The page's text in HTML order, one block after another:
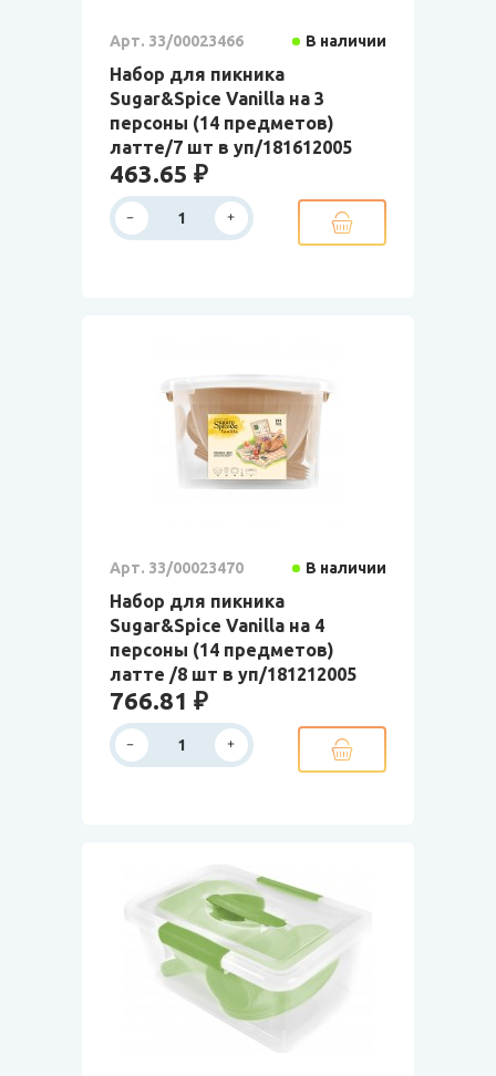
Арт. 33/00023466 В наличии
Набор для пикника
Sugar&Spice Vanilla на 3
персоны (14 предметов)
латте/7 шт в уп/181612005
463.65 ₽
Арт. 33/00023470 В наличии
Набор для пикника
Sugar&Spice Vanilla на 4
персоны (14 предметов)
латте /8 шт в уп/181212005
766.81 ₽